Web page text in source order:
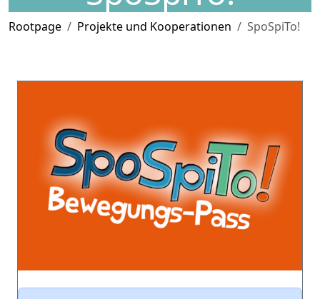
Rootpage Projekte und Kooperationen SpoSpiTo!